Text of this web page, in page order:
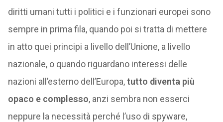
diritti umani tutti i politici e i funzionari europei sono
sempre in prima fila, quando poi si tratta di mettere
in atto quei principi a livello dell’Unione, a livello
nazionale, o quando riguardano interessi delle
nazioni all’esterno dell’Europa,tutto diventa più
opaco e complesso, anzi sembra non esserci
neppure la necessità perché l’uso di spyware,